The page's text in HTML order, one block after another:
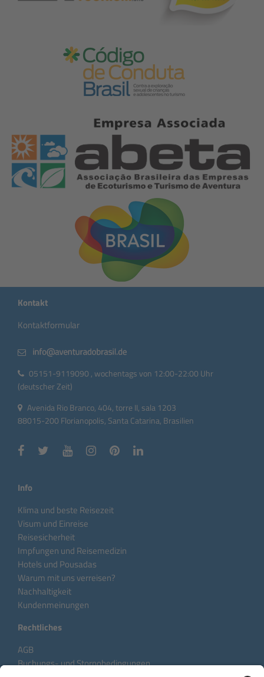
Kontakt
Kontaktformular
05151-9119090 , wochentags von 12:00-22:00 Uhr
(deutscher Zeit)
Avenida Rio Branco, 404, torre II, sala 1203
88015-200 Florianopolis, Santa Catarina, Brasilien
Info
Klima und beste Reisezeit
Visum und Einreise
Reisesicherheit
Impfungen und Reisemedizin
Hotels und Pousadas
Warum mit uns verreisen?
Nachhaltigkeit
Kundenmeinungen
Rechtliches
AGB
Buchungs- und Stornobedingungen